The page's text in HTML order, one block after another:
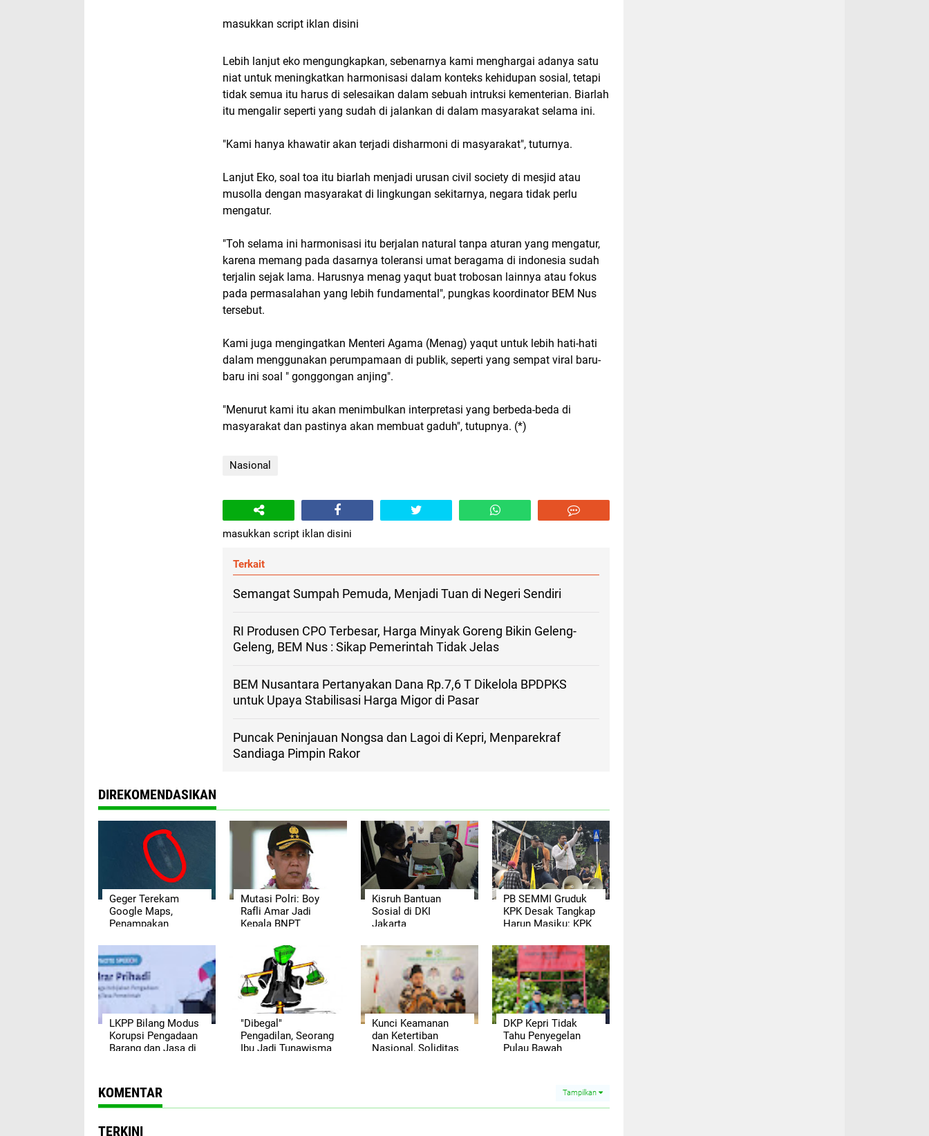
masukkan script iklan disini
Lebih lanjut eko mengungkapkan, sebenarnya kami menghargai adanya satu
niat untuk meningkatkan harmonisasi dalam konteks kehidupan sosial, tetapi
tidak semua itu harus di selesaikan dalam sebuah intruksi kementerian. Biarlah
itu mengalir seperti yang sudah di jalankan di dalam masyarakat selama ini.
"Kami hanya khawatir akan terjadi disharmoni di masyarakat", tuturnya.
Lanjut Eko, soal toa itu biarlah menjadi urusan civil society di mesjid atau
musolla dengan masyarakat di lingkungan sekitarnya, negara tidak perlu
mengatur.
"Toh selama ini harmonisasi itu berjalan natural tanpa aturan yang mengatur,
karena memang pada dasarnya toleransi umat beragama di indonesia sudah
terjalin sejak lama. Harusnya menag yaqut buat trobosan lainnya atau fokus
pada permasalahan yang lebih fundamental", pungkas koordinator BEM Nus
tersebut.
Kami juga mengingatkan Menteri Agama (Menag) yaqut untuk lebih hati-hati
dalam menggunakan perumpamaan di publik, seperti yang sempat viral baru-
baru ini soal " gonggongan anjing".
"Menurut kami itu akan menimbulkan interpretasi yang berbeda-beda di
masyarakat dan pastinya akan membuat gaduh", tutupnya. (*)
Nasional
masukkan script iklan disini
Terkait
Semangat Sumpah Pemuda, Menjadi Tuan di Negeri Sendiri
RI Produsen CPO Terbesar, Harga Minyak Goreng Bikin Geleng-
Geleng, BEM Nus : Sikap Pemerintah Tidak Jelas
BEM Nusantara Pertanyakan Dana Rp.7,6 T Dikelola BPDPKS
untuk Upaya Stabilisasi Harga Migor di Pasar
Puncak Peninjauan Nongsa dan Lagoi di Kepri, Menparekraf
Sandiaga Pimpin Rakor
DIREKOMENDASIKAN
Geger Terekam
Google Maps,
Penampakan
Tarik Perhatian
Warganet
Mutasi Polri: Boy
Rafli Amar Jadi
Kepala BNPT
Kisruh Bantuan
Sosial di DKI
Jakarta
PB SEMMI Gruduk
KPK Desak Tangkap
Harun Masiku: KPK
LKPP Bilang Modus
Korupsi Pengadaan
Barang dan Jasa di
"Dibegal"
Pengadilan, Seorang
Ibu Jadi Tunawisma
Kunci Keamanan
dan Ketertiban
Nasional, Soliditas
DKP Kepri Tidak
Tahu Penyegelan
Pulau Bawah
KOMENTAR Tampilkan
TERKINI